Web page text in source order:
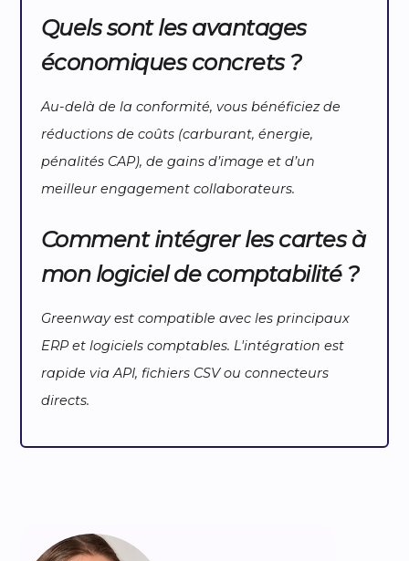
Quels sont les avantages
économiques concrets ?
Au-delà de la conformité, vous bénéficiez de
réductions de coûts (carburant, énergie,
pénalités CAP), de gains d’image et d’un
meilleur engagement collaborateurs.
Comment intégrer les cartes à
mon logiciel de comptabilité ?
Greenway est compatible avec les principaux
ERP et logiciels comptables. L'intégration est
rapide via API, fichiers CSV ou connecteurs
directs.